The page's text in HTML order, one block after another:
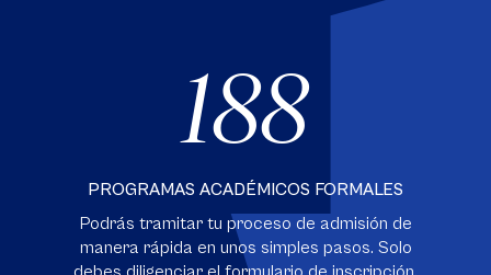
188
PROGRAMAS ACADÉMICOS FORMALES
Podrás tramitar tu proceso de admisión de
manera rápida en unos simples pasos. Solo